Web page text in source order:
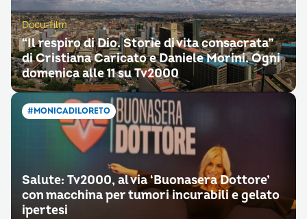
Docu-film
“Il respiro di Dio. Storie di vita consacrata”
di Cristiana Caricato e Daniele Morini. Ogni
domenica alle 11 su Tv2000
#MONICADILORETO
Salute: Tv2000, al via ‘Buonasera Dottore’
con macchina per tumori incurabili e gelato
ipertesi